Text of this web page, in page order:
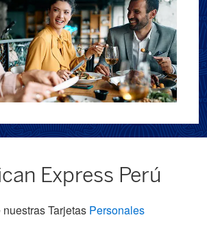
Express Perú
Tarjetas Personales